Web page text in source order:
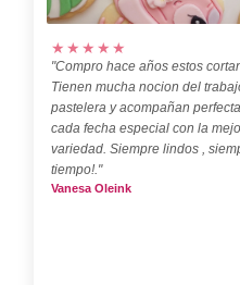
★★★★★
"Compro hace años estos
Tienen mucha nocion del
pastelera y acompañan
cada fecha especial con la
variedad. Siempre lindos ,
tiempo!."
Vanesa Oleink